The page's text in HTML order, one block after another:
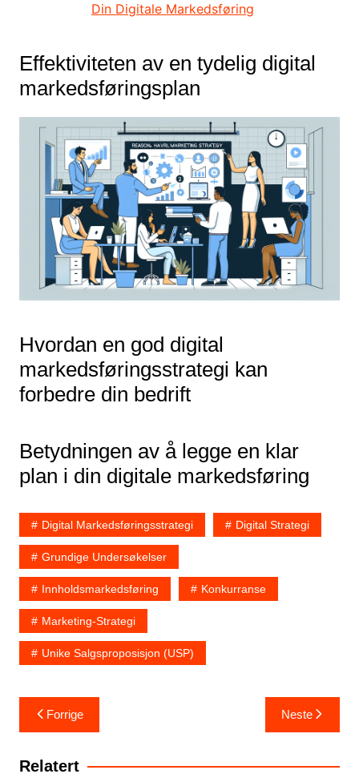
Din Digitale Markedsføring
Effektiviteten av en tydelig digital
markedsføringsplan
Hvordan en god digital
markedsføringsstrategi kan
forbedre din bedrift
Betydningen av å legge en klar
plan i din digitale markedsføring
Digital Markedsføringsstrategi Digital Strategi
Grundige Undersøkelser
Innholdsmarkedsføring Konkurranse
Marketing-Strategi
Unike Salgsproposisjon (USP)
Innleggsnavigasjon
Forrige Neste
Relatert